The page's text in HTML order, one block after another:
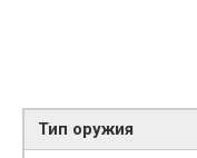
Тип оружия